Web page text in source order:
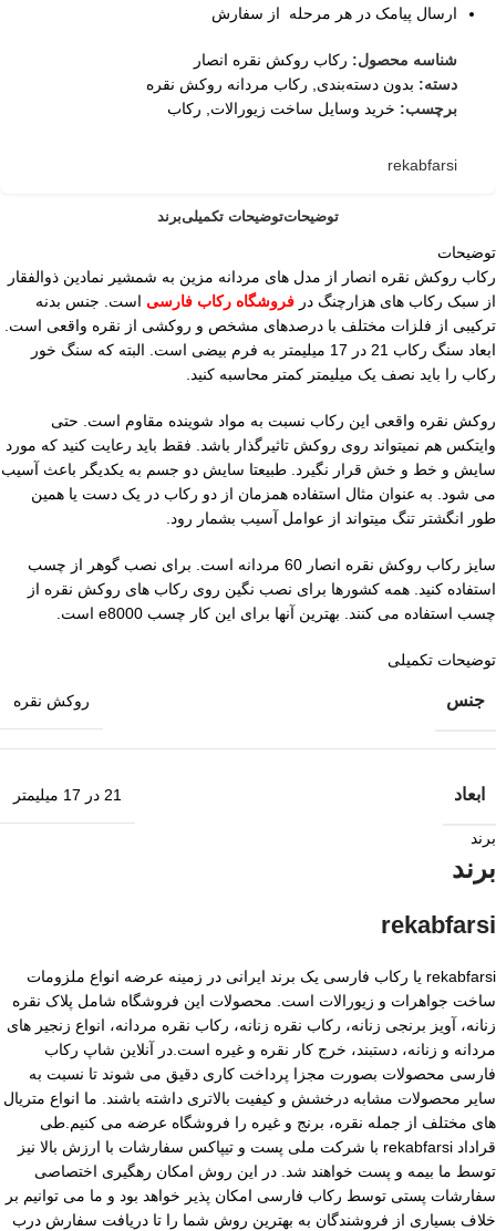
ارسال پیامک در هر مرحله از سفارش
شناسه محصول: رکاب روکش نقره انصار
دسته: بدون دسته‌بندی, رکاب مردانه روکش نقره
برچسب: خرید وسایل ساخت زیورالات, رکاب
rekabfarsi
توضیحاتتوضیحات تکمیلیبرند
توضیحات
رکاب روکش نقره انصار از مدل های مردانه مزین به شمشیر نمادین ذوالفقار
از سبک رکاب های هزارچنگ در فروشگاه رکاب فارسی است. جنس بدنه
ترکیبی از فلزات مختلف با درصدهای مشخص و روکشی از نقره واقعی است.
ابعاد سنگ رکاب 21 در 17 میلیمتر به فرم بیضی است. البته که سنگ خور
رکاب را باید نصف یک میلیمتر کمتر محاسبه کنید.
روکش نقره واقعی این رکاب نسبت به مواد شوینده مقاوم است. حتی
وایتکس هم نمیتواند روی روکش تاثیرگذار باشد. فقط باید رعایت کنید که مورد
سایش و خط و خش قرار نگیرد. طبیعتا سایش دو جسم به یکدیگر باعث آسیب
می شود. به عنوان مثال استفاده همزمان از دو رکاب در یک دست یا همین
طور انگشتر تنگ میتواند از عوامل آسیب بشمار رود.
سایز رکاب روکش نقره انصار 60 مردانه است. برای نصب گوهر از چسب
استفاده کنید. همه کشورها برای نصب نگین روی رکاب های روکش نقره از
چسب استفاده می کنند. بهترین آنها برای این کار چسب e8000 است.
توضیحات تکمیلی
جنس روکش نقره
ابعاد 21 در 17 میلیمتر
برند
برند
rekabfarsi
rekabfarsi یا رکاب فارسی یک برند ایرانی در زمینه عرضه انواع ملزومات
ساخت جواهرات و زیورالات است. محصولات این فروشگاه شامل پلاک نقره
زنانه، آویز برنجی زنانه، رکاب نقره زنانه، رکاب نقره مردانه، انواع زنجیر های
مردانه و زنانه، دستبند، خرج کار نقره و غیره است.در آنلاین شاپ رکاب
فارسی محصولات بصورت مجزا پرداخت کاری دقیق می شوند تا نسبت به
سایر محصولات مشابه درخشش و کیفیت بالاتری داشته باشند. ما انواع متریال
های مختلف از جمله نقره، برنج و غیره را فروشگاه عرضه می کنیم.طی
قراداد rekabfarsi با شرکت ملی پست و تیپاکس سفارشات با ارزش بالا نیز
توسط ما بیمه و پست خواهند شد. در این روش امکان رهگیری اختصاصی
سفارشات پستی توسط رکاب فارسی امکان پذیر خواهد بود و ما می توانیم بر
خلاف بسیاری از فروشندگان به بهترین روش شما را تا دریافت سفارش درب